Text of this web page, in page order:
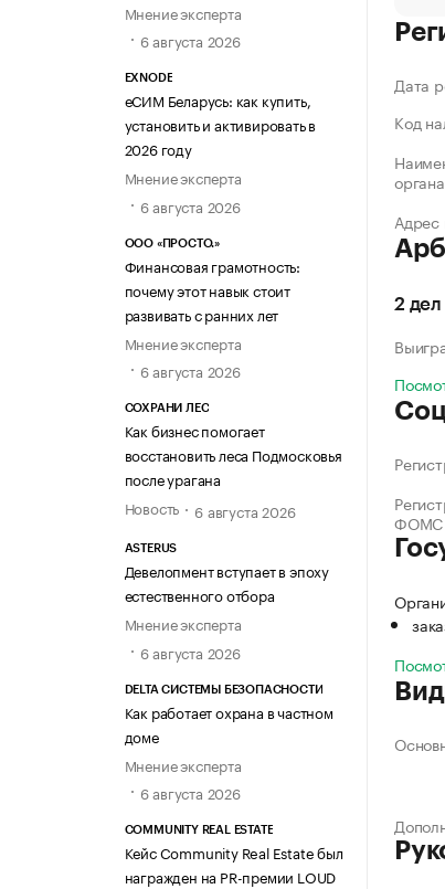
Мнение эксперта
6 августа 2026
EXNODE
еСИМ Беларусь: как купить,
установить и активировать в
2026 году
Мнение эксперта
6 августа 2026
ООО «ПРОСТО.»
Финансовая грамотность:
почему этот навык стоит
развивать с ранних лет
Мнение эксперта
6 августа 2026
СОХРАНИ ЛЕС
Как бизнес помогает
восстановить леса Подмосковья
после урагана
Новость
6 августа 2026
ASTERUS
Девелопмент вступает в эпоху
естественного отбора
Мнение эксперта
6 августа 2026
DELTA СИСТЕМЫ БЕЗОПАСНОСТИ
Как работает охрана в частном
доме
Мнение эксперта
6 августа 2026
COMMUNITY REAL ESTATE
Кейс Community Real Estate был
награжден на PR-премии LOUD
Дата
Код
органа
Адрес
2
ФОМС